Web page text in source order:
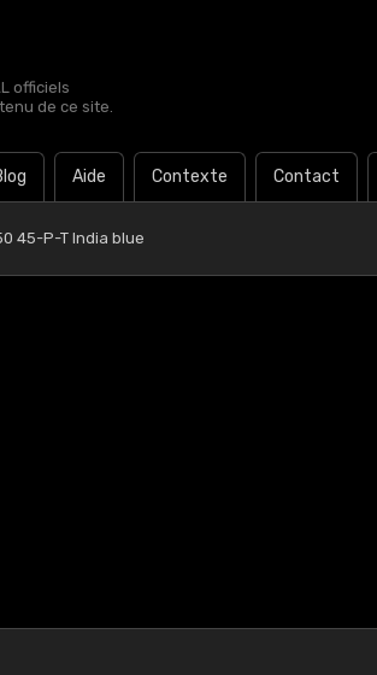
officiels
de ce site.
Aide Contexte Contact
45-P-T India blue